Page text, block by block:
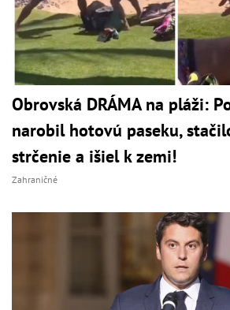
Obrovská DRÁMA na pláži:
narobil hotovú paseku,
strčenie a išiel k zemi!
Zahraničné